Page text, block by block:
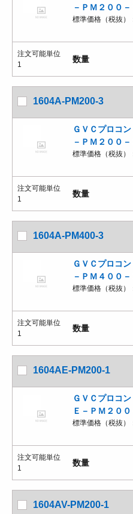
－ＰＭ２００－
標準価格（税抜）
注文可能単位
1
数量
1604A-PM200-3
ＧＶＣプロコ
－ＰＭ２００－
標準価格（税抜）
注文可能単位
1
数量
1604A-PM400-3
ＧＶＣプロコ
－ＰＭ４００－
標準価格（税抜）
注文可能単位
1
数量
1604AE-PM200-1
ＧＶＣプロコ
Ｅ－ＰＭ２００
標準価格（税抜）
注文可能単位
1
数量
1604AV-PM200-1